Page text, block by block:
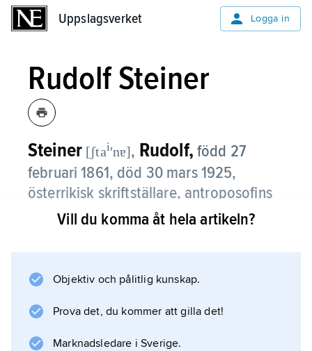
Uppslagsverket Logga in
Rudolf Steiner
Steiner [ʃtaiʹnɐ], Rudolf, född 27
februari 1861, död 30 mars 1925,
österrikisk skriftställare, antroposofins
upphovsman.
av den första vetenskapliga editionen av
på en avhandling om kunskapsteoretiska
frågor och publicerade en rad verk med
Vill du komma åt hela artikeln?
Objektiv och pålitlig kunskap.
Prova det, du kommer att gilla det!
Marknadsledare i Sverige.